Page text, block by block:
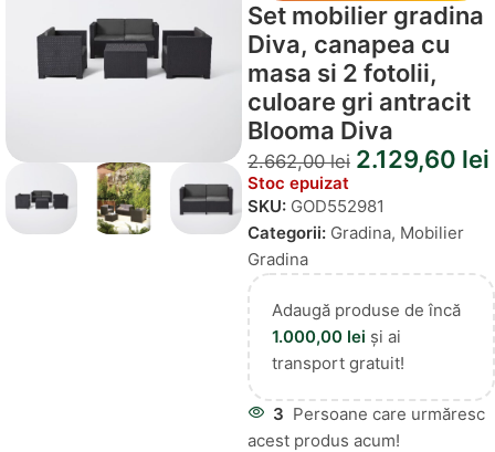
Set mobilier gradina
Diva, canapea cu
masa si 2 fotolii,
culoare gri antracit
Blooma Diva
2.662,00lei 2.129,60 lei
Stoc epuizat
SKU: GOD552981
Categorii: Gradina, Mobilier
Gradina
Adaugă produse de încă
1.000,00 lei și ai
transport gratuit!
3 Persoane care urmăresc
acest produs acum!